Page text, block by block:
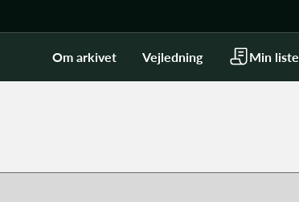
Om arkivet Vejledning Min liste